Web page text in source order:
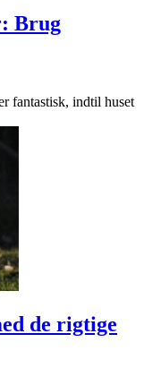
Brug
fantastisk, indtil huset
de rigtige